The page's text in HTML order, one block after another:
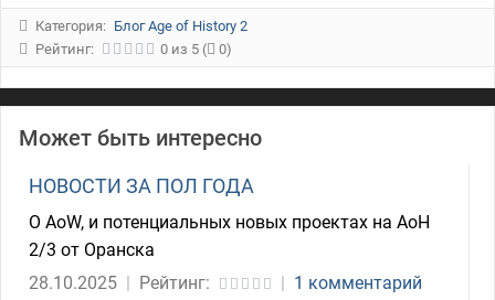
Категория: Блог Age of History 2
Рейтинг:
0 из 5 ( 0)
Может быть интересно
НОВОСТИ ЗА ПОЛ ГОДА
О AoW, и потенциальных новых проектах на AoH
2/3 от Оранска
28.10.2025
Рейтинг: 1 комментарий